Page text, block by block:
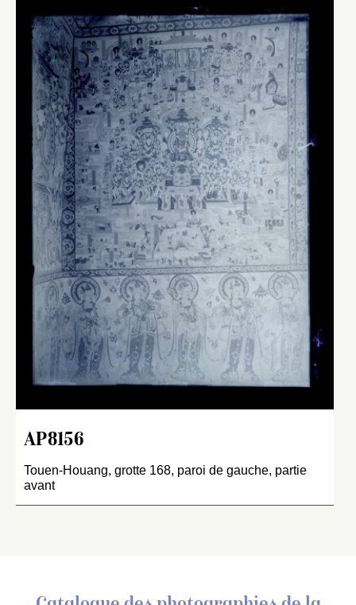
AP8156
Touen-Houang, grotte 168, paroi de gauche, partie
avant